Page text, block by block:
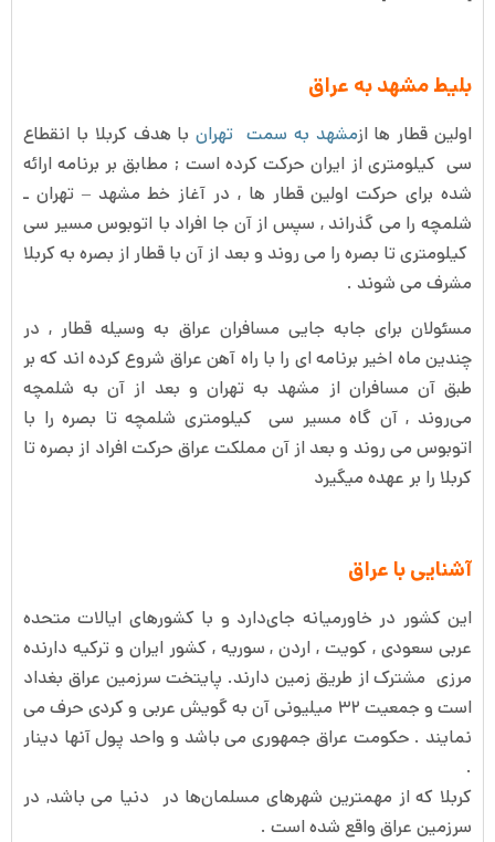
بلیط مشهد به عراق
اولین قطار ها ازمشهد به سمت تهرانبا هدف کربلا با انقطاع
سی کیلومتری از ایران حرکت کرده است ; مطابق بر برنامه ارائه
شده برای حرکت اولین قطار ها , در آغاز خط مشهد – تهران ـ
شلمچه را می گذراند , سپس از آن جا افراد با اتوبوس مسیر سی
کیلومتری تا بصره را می روند و بعد از آن با قطار از بصره به کربلا
مشرف می شوند .
مسئولان برای جابه جایی مسافران عراق به وسیله قطار , در
چندین ماه اخیر برنامه ای را با راه آهن عراق شروع کرده اند که بر
طبق آن مسافران از مشهد به تهران و بعد از آن به شلمچه
می‌روند , آن گاه مسیر سی کیلومتری شلمچه تا بصره را با
اتوبوس می روند و بعد از آن مملکت عراق حرکت افراد از بصره تا
کربلا را بر عهده میگیرد
آشنایی با عراق
این کشور در خاورمیانه جای‌دارد و با کشورهای ایالات متحده
عربی سعودی , کویت , اردن , سوریه , کشور ایران و ترکیه دارنده
مرزی مشترک از طریق زمین دارند. پایتخت سرزمین عراق بغداد
است و جمعیت ۳۲ میلیونی آن به گویش عربی و کردی حرف می
نمایند . حکومت عراق جمهوری می باشد و واحد پول آنها دینار
.
کربلا که از مهمترین شهرهای مسلمان‌ها در دنیا می باشد, در
سرزمین عراق واقع شده است .